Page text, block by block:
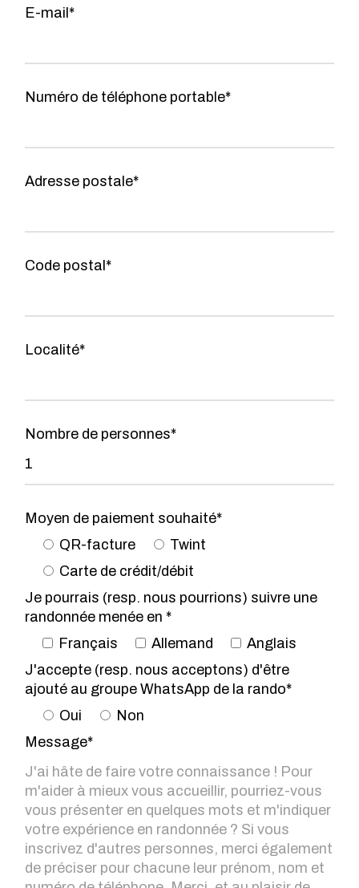
E-mail*
Numéro de téléphone portable*
Adresse postale*
Code postal*
Localité*
Nombre de personnes*
Moyen de paiement souhaité*
QR-facture
Twint
Carte de crédit/débit
Je pourrais (resp. nous pourrions) suivre une
randonnée menée en *
Français
Allemand
Anglais
J'accepte (resp. nous acceptons) d'être
ajouté au groupe WhatsApp de la rando*
Oui
Non
Message*